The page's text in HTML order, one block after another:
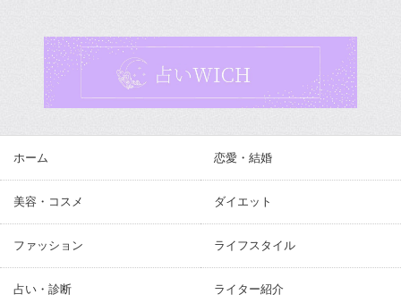
ホーム 恋愛・結婚
美容・コスメ ダイエット
ファッション ライフスタイル
占い・診断 ライター紹介